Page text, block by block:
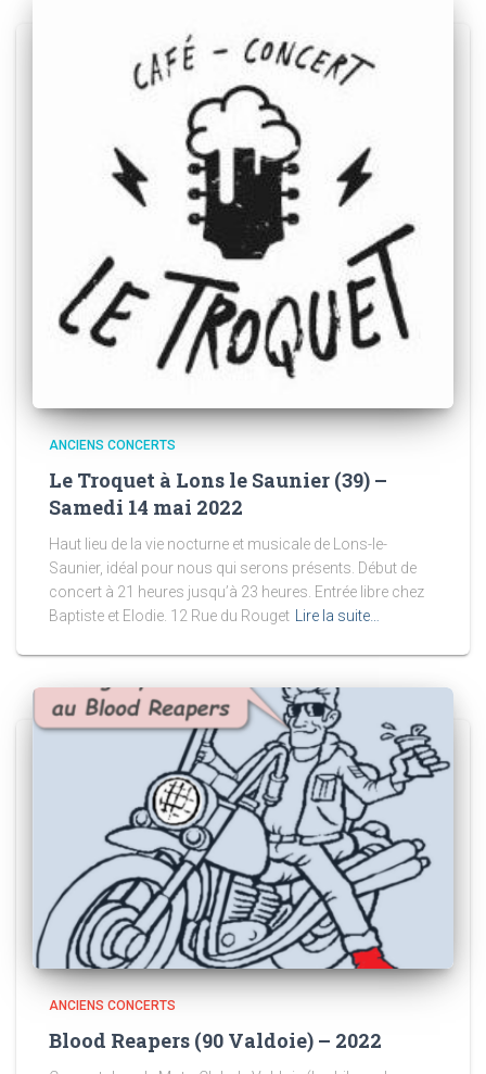
ANCIENS CONCERTS
Le Troquet à Lons le Saunier (39) –
Samedi 14 mai 2022
Haut lieu de la vie nocturne et musicale de Lons-le-
Saunier, idéal pour nous qui serons présents. Début de
concert à 21 heures jusqu’à 23 heures. Entrée libre chez
Baptiste et Elodie. 12 Rue du Rouget Lire la suite…
ANCIENS CONCERTS
Blood Reapers (90 Valdoie) – 2022